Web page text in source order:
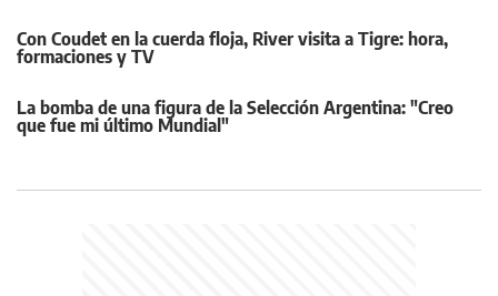
Con Coudet en la cuerda floja, River visita a Tigre: hora,
formaciones y TV
La bomba de una figura de la Selección Argentina: "Creo
que fue mi último Mundial"